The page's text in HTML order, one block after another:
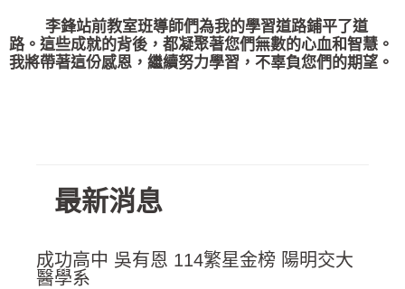
李鋒站前教室班導師們為我的學習道路鋪平了道
路。這些成就的背後，都凝聚著您們無數的心血和智慧。
我將帶著這份感恩，繼續努力學習，不辜負您們的期望。
最新消息
成功高中 吳有恩 114繁星金榜 陽明交大
醫學系